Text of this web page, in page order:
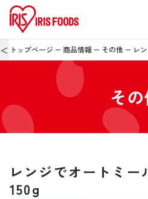
＜ トップページ 商品情報 その他 レ
そ
レンジでオートミ
150g